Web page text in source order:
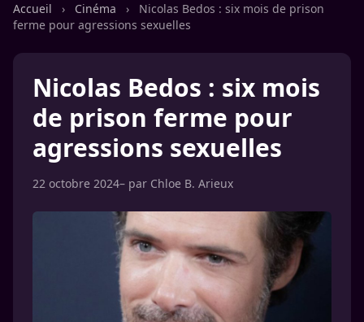
Accueil › Cinéma ›
Nicolas Bedos : six mois de prison
ferme pour agressions sexuelles
Nicolas Bedos : six mois
de prison ferme pour
agressions sexuelles
22 octobre 2024– par Chloe B. Arieux